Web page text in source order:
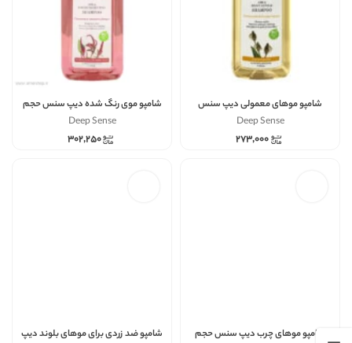
شامپو موهای معمولی دیپ سنس
حجم 200
Deep Sense
۲۷۳,۰۰۰
شامپو موی رنگ شده دیپ سنس حجم
200
Deep Sense
۳۰۲,۲۵۰
شامپو موهای چرب دیپ سنس حجم
شامپو ضد زردی برای موهای بلوند دیپ